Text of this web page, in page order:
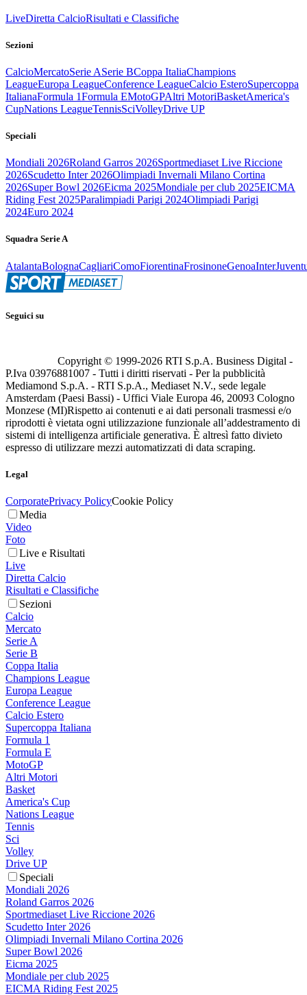
LiveDiretta CalcioRisultati e Classifiche
Sezioni
CalcioMercatoSerie ASerie BCoppa ItaliaChampions
LeagueEuropa LeagueConference LeagueCalcio EsteroSupercoppa
ItalianaFormula 1Formula EMotoGPAltri MotoriBasketAmerica's
CupNations LeagueTennisSciVolleyDrive UP
Speciali
Mondiali 2026Roland Garros 2026Sportmediaset Live Riccione
2026Scudetto Inter 2026Olimpiadi Invernali Milano Cortina
2026Super Bowl 2026Eicma 2025Mondiale per club 2025EICMA
Riding Fest 2025Paralimpiadi Parigi 2024Olimpiadi Parigi
2024Euro 2024
Squadra Serie A
AtalantaBolognaCagliariComoFiorentinaFrosinoneGenoaInter
Seguici su
Copyright © 1999-2026 RTI S.p.A. Business Digital -
P.Iva 03976881007 - Tutti i diritti riservati - Per la pubblicità
Mediamond S.p.A. - RTI S.p.A., Mediaset N.V., sede legale
Amsterdam (Paesi Bassi) - Uffici Viale Europa 46, 20093 Cologno
Monzese (MI)Rispetto ai contenuti e ai dati personali trasmessi e/o
riprodotti è vietata ogni utilizzazione funzionale all’addestramento di
sistemi di intelligenza artificiale generativa. È altresì fatto divieto
espresso di utilizzare mezzi automatizzati di data scraping.
Legal
CorporatePrivacy PolicyCookie Policy
Media
Video
Foto
Live e Risultati
Live
Diretta Calcio
Risultati e Classifiche
Sezioni
Calcio
Mercato
Serie A
Serie B
Coppa Italia
Champions League
Europa League
Conference League
Calcio Estero
Supercoppa Italiana
Formula 1
Formula E
MotoGP
Altri Motori
Basket
America's Cup
Nations League
Tennis
Sci
Volley
Drive UP
Speciali
Mondiali 2026
Roland Garros 2026
Sportmediaset Live Riccione 2026
Scudetto Inter 2026
Olimpiadi Invernali Milano Cortina 2026
Super Bowl 2026
Eicma 2025
Mondiale per club 2025
EICMA Riding Fest 2025